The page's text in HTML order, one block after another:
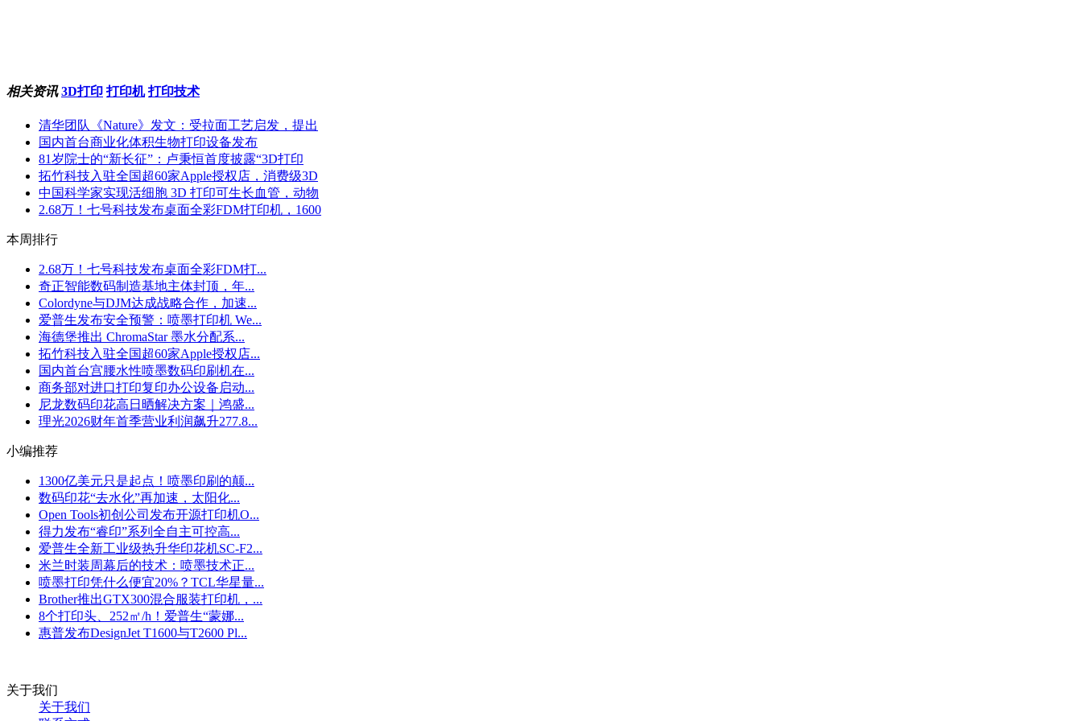
相关资讯 3D打印 打印机 打印技术
清华团队《Nature》发文：受拉面工艺启发，提出
国内首台商业化体积生物打印设备发布
81岁院士的“新长征”：卢秉恒首度披露“3D打印
拓竹科技入驻全国超60家Apple授权店，消费级3D
中国科学家实现活细胞 3D 打印可生长血管，动物
2.68万！七号科技发布桌面全彩FDM打印机，1600
本周排行
2.68万！七号科技发布桌面全彩FDM打...
奇正智能数码制造基地主体封顶，年...
Colordyne与DJM达成战略合作，加速...
爱普生发布安全预警：喷墨打印机 We...
海德堡推出 ChromaStar 墨水分配系...
拓竹科技入驻全国超60家Apple授权店...
国内首台宫腰水性喷墨数码印刷机在...
商务部对进口打印复印办公设备启动...
尼龙数码印花高日晒解决方案｜鸿盛...
理光2026财年首季营业利润飙升277.8...
小编推荐
1300亿美元只是起点！喷墨印刷的颠...
数码印花“去水化”再加速，太阳化...
Open Tools初创公司发布开源打印机O...
得力发布“睿印”系列全自主可控高...
爱普生全新工业级热升华印花机SC-F2...
米兰时装周幕后的技术：喷墨技术正...
喷墨打印凭什么便宜20%？TCL华星量...
Brother推出GTX300混合服装打印机，...
8个打印头、252㎡/h！爱普生“蒙娜...
惠普发布DesignJet T1600与T2600 Pl...
关于我们
关于我们